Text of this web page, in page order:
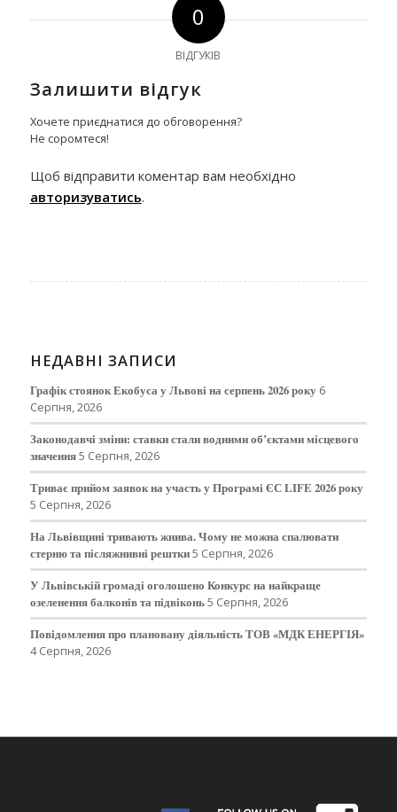
0
ВІДГУКІВ
Залишити відгук
Хочете приєднатися до обговорення?
Не соромтеся!
Щоб відправити коментар вам необхідно
авторизуватись.
НЕДАВНІ ЗАПИСИ
Графік стоянок Екобуса у Львові на серпень 2026 року 6
Серпня, 2026
Законодавчі зміни: ставки стали водними об’єктами місцевого
значення5 Серпня, 2026
Триває прийом заявок на участь у Програмі ЄС LIFE 2026 року
5 Серпня, 2026
На Львівщині тривають жнива. Чому не можна спалювати
стерню та післяжнивні рештки5 Серпня, 2026
У Львівській громаді оголошено Конкурс на найкраще
озеленення балконів та підвіконь5 Серпня, 2026
Повідомлення про плановану діяльність ТОВ «МДК ЕНЕРГІЯ»
4 Серпня, 2026